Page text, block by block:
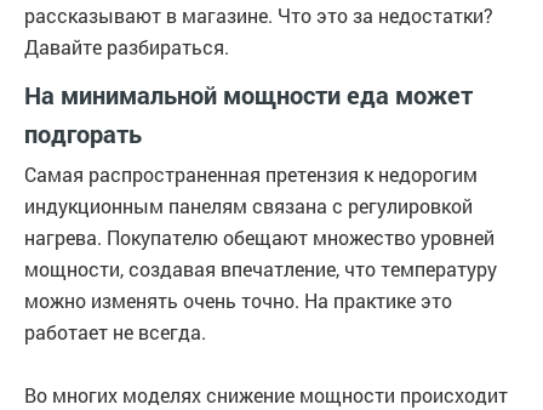
рассказывают в магазине. Что это за недостатки?
Давайте разбираться.
На минимальной мощности еда может
подгорать
Самая распространенная претензия к недорогим
индукционным панелям связана с регулировкой
нагрева. Покупателю обещают множество уровней
мощности, создавая впечатление, что температуру
можно изменять очень точно. На практике это
работает не всегда.
Во многих моделях снижение мощности происходит